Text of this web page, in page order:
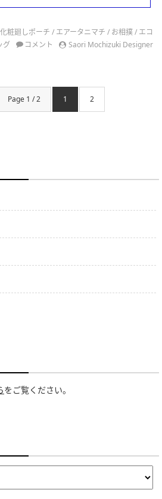
化粧廻しポーチ / エアータニマチ / お相撲/ エコ
グ
コメント Saori Mochizuki Designer
Page 1 / 2 1 2
をご覧ください。